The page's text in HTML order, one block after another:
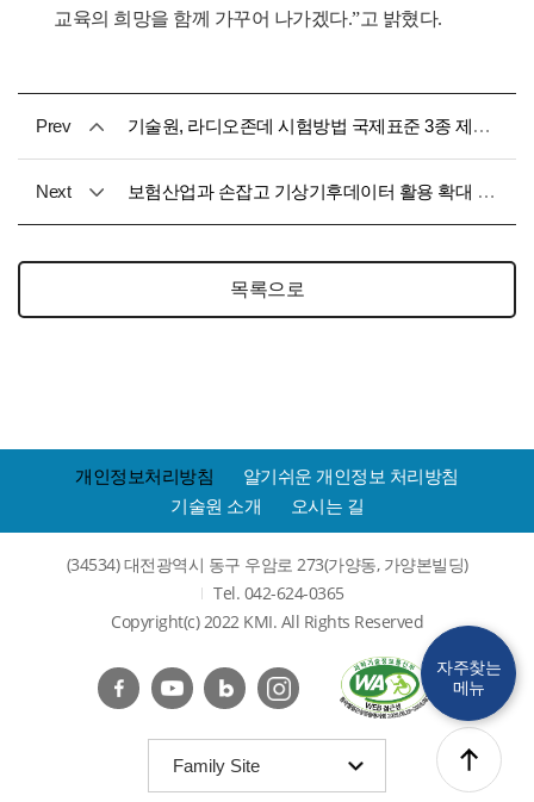
자주찾는
메뉴
교육의 희망을 함께 가꾸어 나가겠다.”고 밝혔다.
Prev 기술원, 라디오존데 시험방법 국제표준 3종 제정 완료
Next 보험산업과 손잡고 기상기후데이터 활용 확대 나선다
목록으로
개인정보처리방침
알기쉬운 개인정보 처리방침
기술원 소개
오시는 길
Family Site(
목
(34534) 대전광역시 동구 우암로 273(가양동, 가양본빌딩)
Tel. 042-624-0365
Copyright(c) 2022 KMI. All Rights Reserved